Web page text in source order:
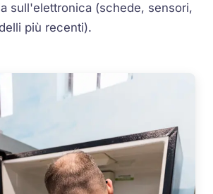
sull'elettronica (schede, sensori,
più recenti).